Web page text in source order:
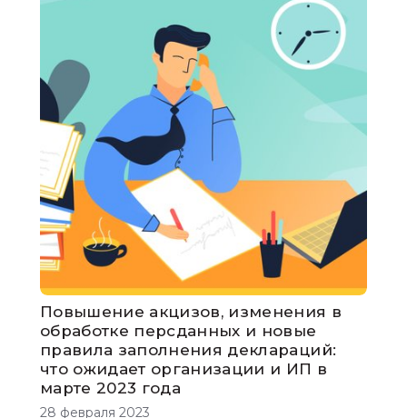
Повышение акцизов, изменения в
обработке персданных и новые
правила заполнения деклараций:
что ожидает организации и ИП в
марте 2023 года
28 февраля 2023